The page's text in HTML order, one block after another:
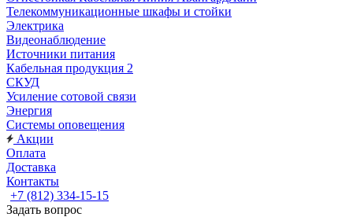
Телекоммуникационные шкафы и стойки
Электрика
Видеонаблюдение
Источники питания
Кабельная продукция 2
СКУД
Усиление сотовой связи
Энергия
Системы оповещения
Акции
Оплата
Доставка
Контакты
+7 (812) 334-15-15
Задать вопрос